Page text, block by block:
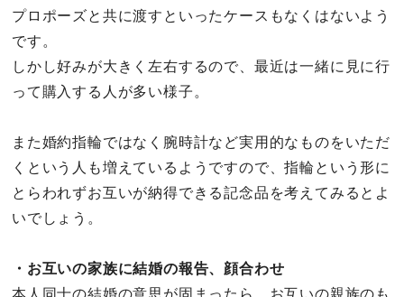
プロポーズと共に渡すといったケースもなくはないよう
です。
しかし好みが大きく左右するので、最近は一緒に見に行
って購入する人が多い様子。
また婚約指輪ではなく腕時計など実用的なものをいただ
くという人も増えているようですので、指輪という形に
とらわれずお互いが納得できる記念品を考えてみるとよ
いでしょう。
・お互いの家族に結婚の報告、顔合わせ